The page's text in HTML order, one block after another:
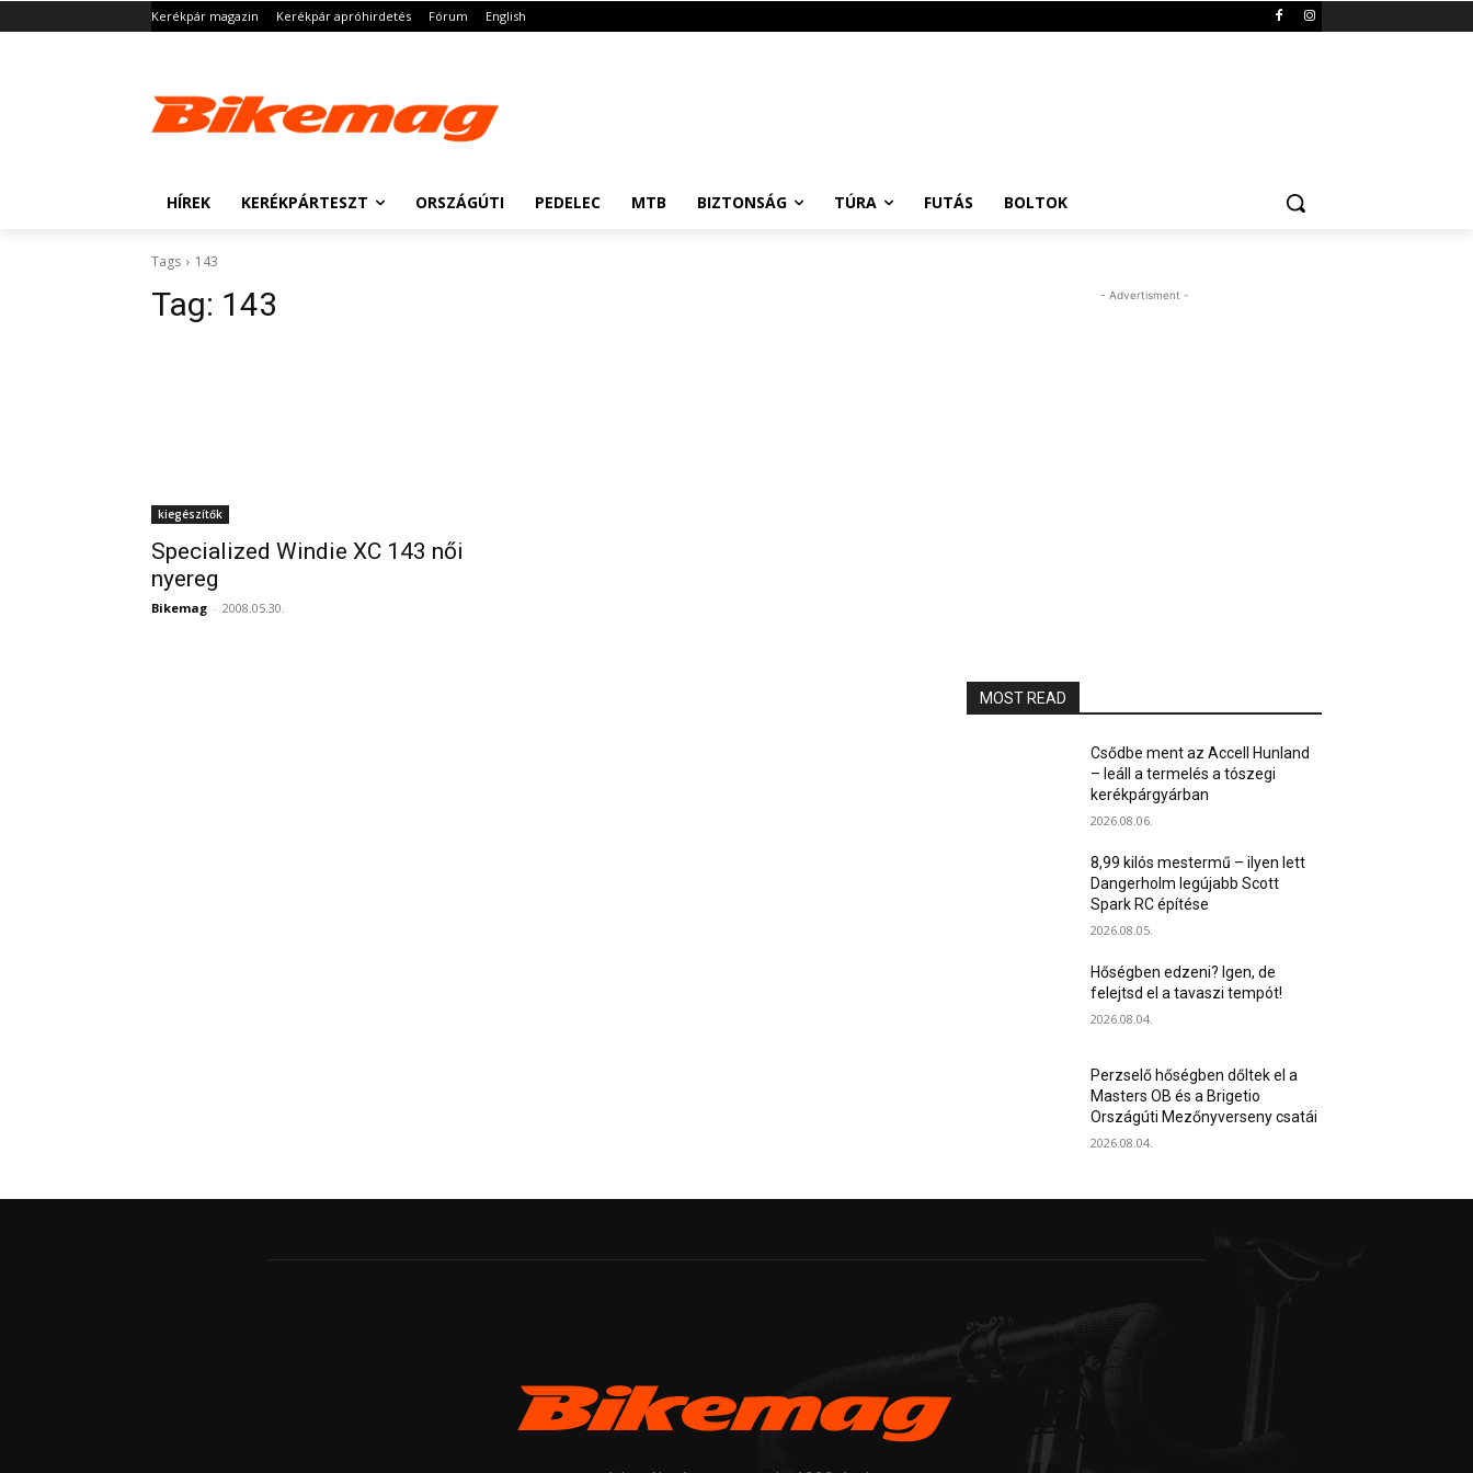
Kerékpár magazin Kerékpár apróhirdetés Fórum English
HÍREK KERÉKPÁRTESZT ORSZÁGÚTI PEDELEC MTB BIZTONSÁG TÚRA FUTÁS BOLTOK
Tags 143
Tag: 143
kiegészítők
Specialized Windie XC 143 női
nyereg
Bikemag - 2008.05.30.
- Advertisment -
MOST READ
Csődbe ment az Accell Hunland
– leáll a termelés a tószegi
kerékpárgyárban
2026.08.06.
8,99 kilós mestermű – ilyen lett
Dangerholm legújabb Scott
Spark RC építése
2026.08.05.
Hőségben edzeni? Igen, de
felejtsd el a tavaszi tempót!
2026.08.04.
Perzselő hőségben dőltek el a
Masters OB és a Brigetio
Országúti Mezőnyverseny csatái
2026.08.04.